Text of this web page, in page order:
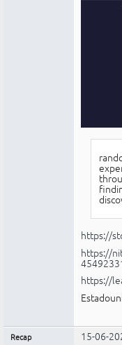
https://
https://
https://
Recap 15-06-